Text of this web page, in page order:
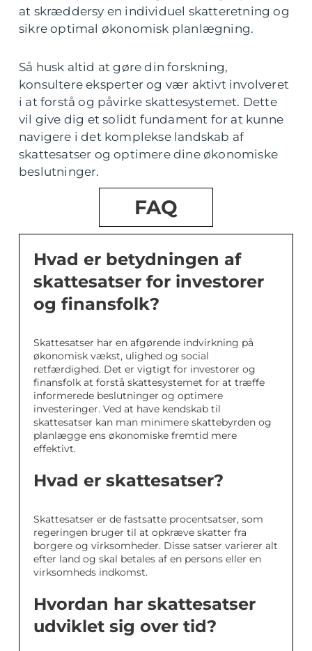
at skræddersy en individuel skatteretning og
sikre optimal økonomisk planlægning.
Så husk altid at gøre din forskning,
konsultere eksperter og vær aktivt involveret
i at forstå og påvirke skattesystemet. Dette
vil give dig et solidt fundament for at kunne
navigere i det komplekse landskab af
skattesatser og optimere dine økonomiske
beslutninger.
FAQ
Hvad er betydningen af
skattesatser for investorer
og finansfolk?
Skattesatser har en afgørende indvirkning på
økonomisk vækst, ulighed og social
retfærdighed. Det er vigtigt for investorer og
finansfolk at forstå skattesystemet for at træffe
informerede beslutninger og optimere
investeringer. Ved at have kendskab til
skattesatser kan man minimere skattebyrden og
planlægge ens økonomiske fremtid mere
effektivt.
Hvad er skattesatser?
Skattesatser er de fastsatte procentsatser, som
regeringen bruger til at opkræve skatter fra
borgere og virksomheder. Disse satser varierer alt
efter land og skal betales af en persons eller en
virksomheds indkomst.
Hvordan har skattesatser
udviklet sig over tid?